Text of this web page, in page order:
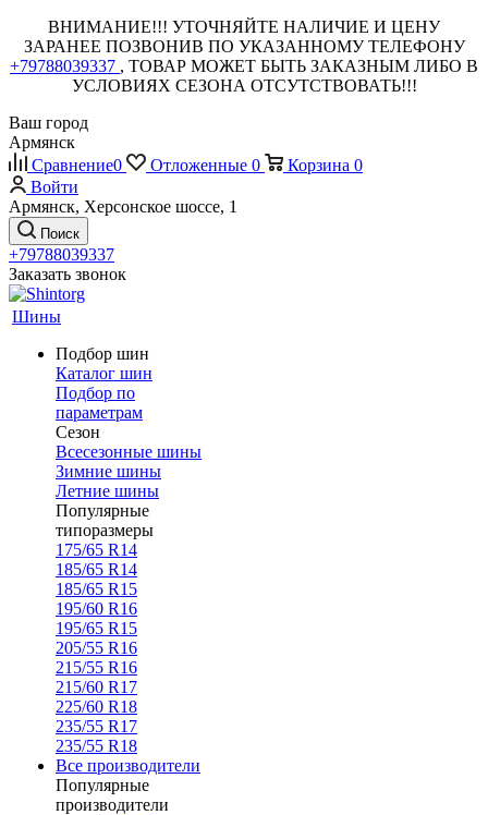
ВНИМАНИЕ!!! УТОЧНЯЙТЕ НАЛИЧИЕ И ЦЕНУ
ЗАРАНЕЕ ПОЗВОНИВ ПО УКАЗАННОМУ ТЕЛЕФОНУ
+79788039337 , ТОВАР МОЖЕТ БЫТЬ ЗАКАЗНЫМ ЛИБО В
УСЛОВИЯХ СЕЗОНА ОТСУТСТВОВАТЬ!!!
Ваш город
Армянск
Сравнение0 Отложенные 0 Корзина 0
Войти
Армянск, Херсонское шоссе, 1
Поиск
+79788039337
Заказать звонок
Шины
Подбор шин
Каталог шин
Подбор по
параметрам
Сезон
Всесезонные шины
Зимние шины
Летние шины
Популярные
типоразмеры
175/65 R14
185/65 R14
185/65 R15
195/60 R16
195/65 R15
205/55 R16
215/55 R16
215/60 R17
225/60 R18
235/55 R17
235/55 R18
Все производители
Популярные
производители